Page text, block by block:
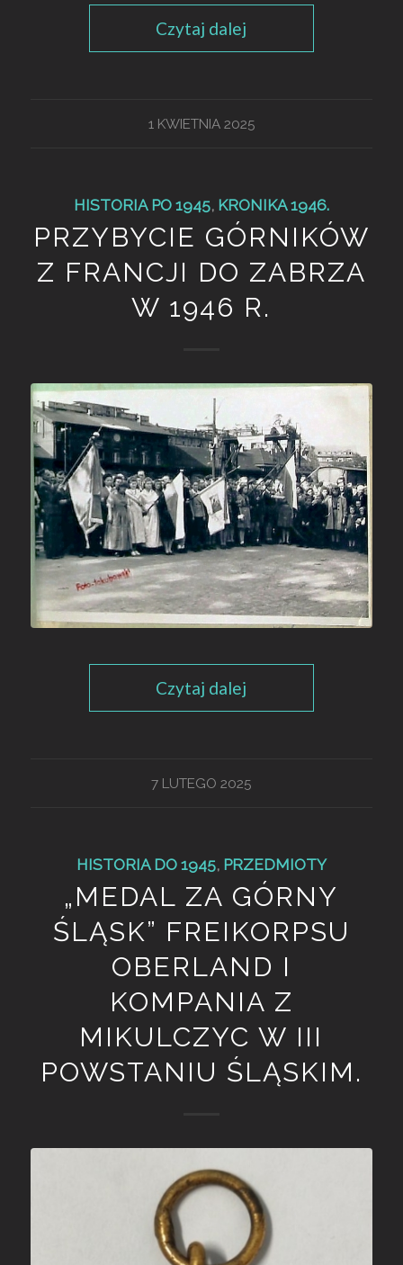
Czytaj dalej
1 KWIETNIA 2025
HISTORIA PO 1945, KRONIKA 1946.
PRZYBYCIE GÓRNIKÓW
Z FRANCJI DO ZABRZA
W 1946 R.
Czytaj dalej
7 LUTEGO 2025
HISTORIA DO 1945, PRZEDMIOTY
„MEDAL ZA GÓRNY
ŚLĄSK” FREIKORPSU
OBERLAND I
KOMPANIA Z
MIKULCZYC W III
POWSTANIU ŚLĄSKIM.